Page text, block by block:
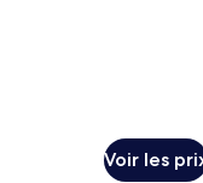
Voir les